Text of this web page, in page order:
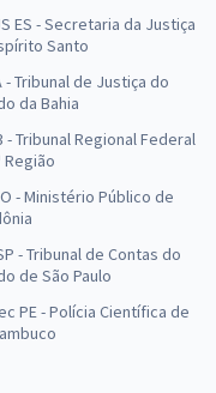
ES - Secretaria da Justiça
Santo
- Tribunal de Justiça do
da Bahia
- Tribunal Regional Federal
Região
- Ministério Público de
- Tribunal de Contas do
de São Paulo
PE - Polícia Científica de